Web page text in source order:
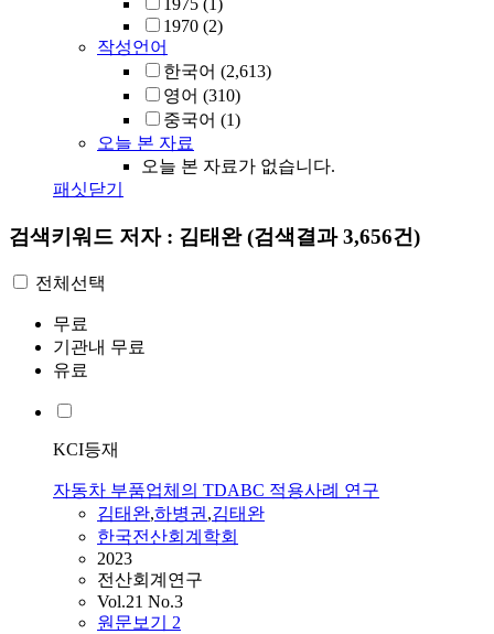
1975 (1)
1970 (2)
작성언어
한국어 (2,613)
영어 (310)
중국어 (1)
오늘 본 자료
오늘 본 자료가 없습니다.
패싯닫기
검색키워드 저자 : 김태완(검색결과 3,656건)
전체선택
무료
기관내 무료
유료
KCI등재
자동차 부품업체의 TDABC 적용사례 연구
김태완,하병권,김태완
한국전산회계학회
2023
전산회계연구
Vol.21 No.3
원문보기 2